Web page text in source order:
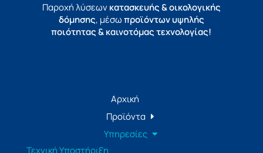
Παροχή λύσεωνκατασκευής & οικολογικής
δόμησης, μέσωπροϊόντων υψηλής
ποιότητας & καινοτόμας τεχνολογίας!
Αρχική
Προϊόντα
Υπηρεσίες
Τεχνική Υποστήριξη